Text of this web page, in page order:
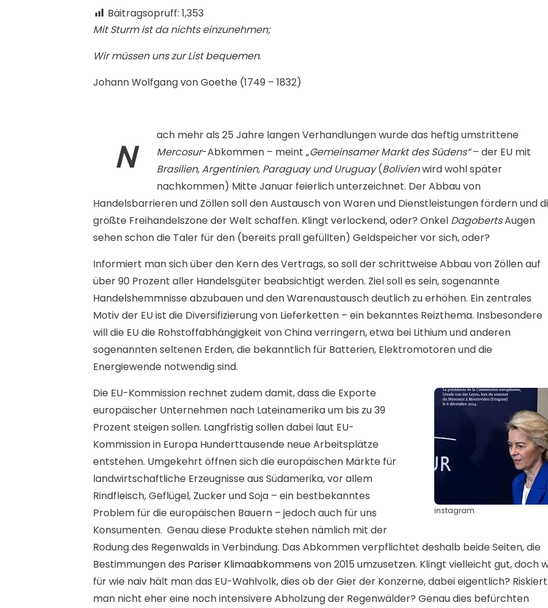
Bäitragsopruff: 1,353
Mit Sturm ist da nichts einzunehmen;
Wir müssen uns zur List bequemen.
Johann Wolfgang von Goethe (1749 – 1832)
N
ach mehr als 25 Jahre langen Verhandlungen wurde das heftig umstrittene
Mercosur-Abkommen – meint „Gemeinsamer Markt des Südens“– der EU mit
Brasilien, Argentinien, Paraguay und Uruguay(Bolivienwird wohl später
nachkommen) Mitte Januar feierlich unterzeichnet. Der Abbau von
Handelsbarrieren und Zöllen soll den Austausch von Waren und Dienstleistungen fördern und
größte Freihandelszone der Welt schaffen. Klingt verlockend, oder? Onkel DagobertsAugen
sehen schon die Taler für den (bereits prall gefüllten) Geldspeicher vor sich, oder?
Informiert man sich über den Kern des Vertrags, so soll der schrittweise Abbau von Zöllen auf
über 90 Prozent aller Handelsgüter beabsichtigt werden. Ziel soll es sein, sogenannte
Handelshemmnisse abzubauen und den Warenaustausch deutlich zu erhöhen. Ein zentrales
Motiv der EU ist die Diversifizierung von Lieferketten – ein bekanntes Reizthema. Insbesondere
will die EU die Rohstoffabhängigkeit von China verringern, etwa bei Lithium und anderen
sogenannten seltenen Erden, die bekanntlich für Batterien, Elektromotoren und die
Energiewende notwendig sind.
instagram
Die EU-Kommission rechnet zudem damit, dass die Exporte
europäischer Unternehmen nach Lateinamerika um bis zu 39
Prozent steigen sollen. Langfristig sollen dabei laut EU-
Kommission in Europa Hunderttausende neue Arbeitsplätze
entstehen. Umgekehrt öffnen sich die europäischen Märkte für
landwirtschaftliche Erzeugnisse aus Südamerika, vor allem
Rindfleisch, Geflügel, Zucker und Soja – ein bestbekanntes
Problem für die europäischen Bauern – jedoch auch für uns
Konsumenten. Genau diese Produkte stehen nämlich mit der
Rodung des Regenwalds in Verbindung. Das Abkommen verpflichtet deshalb beide Seiten, die
Bestimmungen des Pariser Klimaabkommens von 2015 umzusetzen. Klingt vielleicht gut, doch
für wie naiv hält man das EU-Wahlvolk, dies ob der Gier der Konzerne, dabei eigentlich? Riskiert
man nicht eher eine noch intensivere Abholzung der Regenwälder? Genau dies befürchten